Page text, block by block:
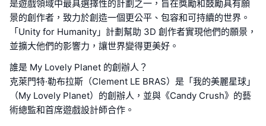
是遊戲領域中最具選擇性的計劃之一，旨在獎勵和鼓勵具有願
景的創作者，致力於創造一個更公平、包容和可持續的世界。
「Unity for Humanity」計劃幫助 3D 創作者實現他們的願景，
並擴大他們的影響力，讓世界變得更美好。
誰是 My Lovely Planet 的創辦人？
克萊門特·勒布拉斯（Clement LE BRAS）是「我的美麗星球」
（My Lovely Planet）的創辦人，並與《Candy Crush》的藝
術總監和首席遊戲設計師合作。